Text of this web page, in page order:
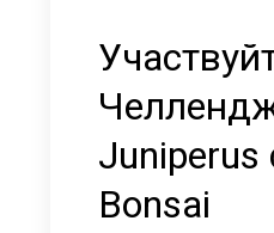
Juniperus
Bonsai